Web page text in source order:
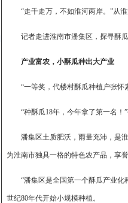
“走千走万，不如淮河两岸。”从
记者走进淮南市潘集区，探寻酥
产业富农，小酥瓜种出大产业
“一等奖，代楼村酥瓜种植户张
“种酥瓜18年，今年拿了第一名
潘集区土质肥沃，雨量充沛，是
为淮南市独具一格的特色农产品，享
“潘集区是全国第一个酥瓜产业
世纪80年代开始小规模种植。